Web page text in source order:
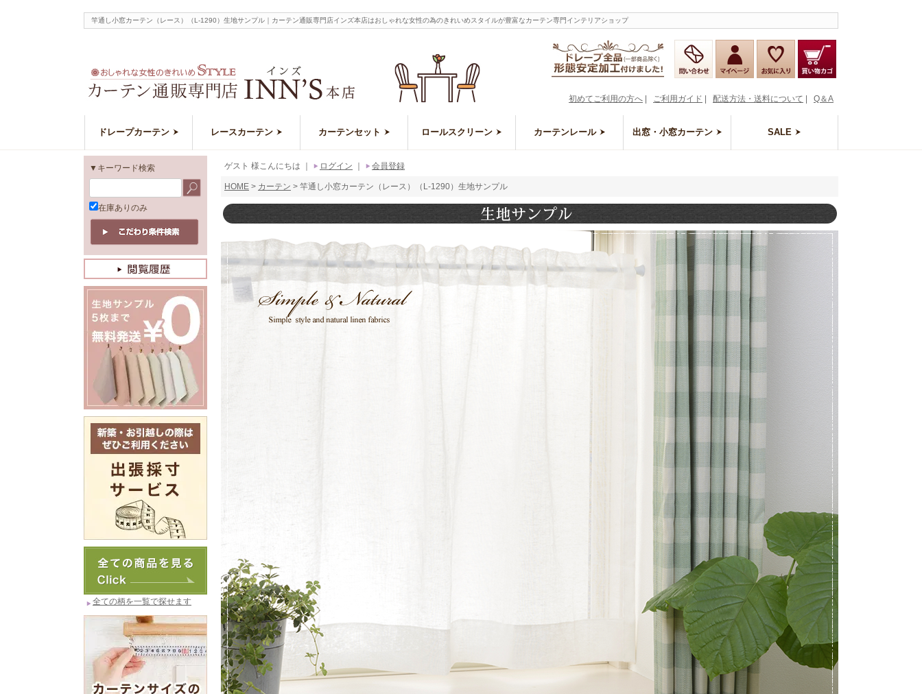
竿通し小窓カーテン（レース）（L-1290）生地サンプル｜カーテン通販専門店インズ本店はおしゃれな女性の為のきれいめスタイルが豊富なカーテン専門インテリアショップ
Q＆A
配送方法・送料について
ご利用ガイド
初めてご利用の方へ
ドレープカーテン レースカーテン カーテンセット ロールスクリーン カーテンレール 出窓・小窓カーテン SALE
▼キーワード検索
在庫ありのみ
全ての柄を一覧で探せます
ゲスト 様こんにちは ログイン 会員登録
HOME カーテン 竿通し小窓カーテン（レース）（L-1290）生地サンプル